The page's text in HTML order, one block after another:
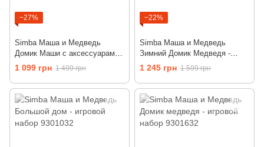
−27%
Simba Маша и Медведь
Домик Маши с аксессуарами -
игровой набор 9301633
1 099 грн 1 499 грн
−22%
Simba Маша и Медведь
Зимний Домик Медведя -
игровой набор 9301023
1 245 грн 1 599 грн